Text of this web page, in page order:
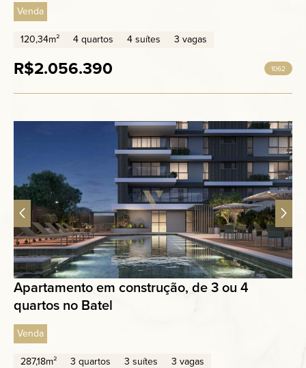
Venda
120,34m²
4 quartos 4 suítes 3 vagas
R$2.056.390 1062
Apartamento em construção, de 3 ou 4
quartos no Batel
Venda
287,18m²
3 quartos 3 suítes 3 vagas